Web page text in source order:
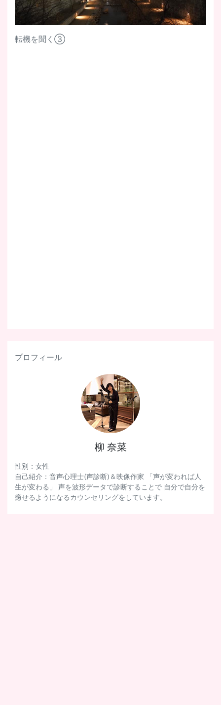
転機を聞く③
プロフィール
柳 奈菜
性別：女性
自己紹介：音声心理士(声診断)＆映像作家 「声が変われば人
生が変わる」 声を波形データで診断することで 自分で自分を
癒せるようになるカウンセリングをしています。